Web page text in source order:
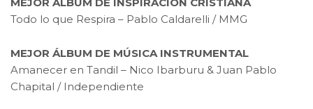
Todo lo que Respira – Pablo Caldarelli / MMG
MEJOR ÁLBUM DE MÚSICA INSTRUMENTAL
Amanecer en Tandil – Nico Ibarburu & Juan Pablo
Chapital / Independiente